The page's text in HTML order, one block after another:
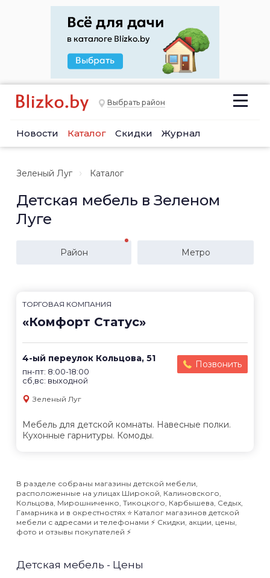
Выбрать район
Новости Каталог Скидки Журнал
Зеленый Луг Каталог
Детская мебель в Зеленом
Луге
Район Метро
ТОРГОВАЯ КОМПАНИЯ
«Комфорт Статус»
4-ый переулок Кольцова, 51
пн-пт: 8:00-18:00
сб,вс: выходной
Позвонить
Зеленый Луг
Мебель для детской комнаты. Навесные полки.
Кухонные гарнитуры. Комоды.
В разделе собраны магазины детской мебели,
расположенные на улицах Широкой, Калиновского,
Кольцова, Мирошниченко, Тикоцкого, Карбышева, Седых,
Гамарника и в окрестностях ⭐️ Каталог магазинов детской
мебели с адресами и телефонами ⚡️ Скидки, акции, цены,
фото и отзывы покупателей ⚡️
Детская мебель - Цены